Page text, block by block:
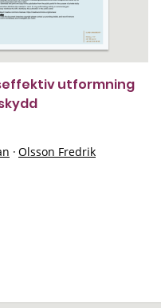
utformning
· Olsson Fredrik